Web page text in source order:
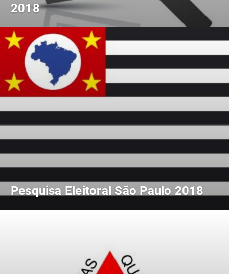
2018
Pesquisa Eleitoral São Paulo 2018